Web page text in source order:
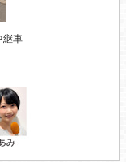
継車